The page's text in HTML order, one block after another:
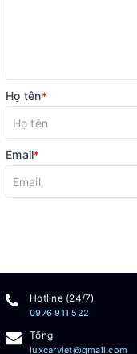
Họ tên*
Email*
Hotline (24/7)
0976 911 522
Tổng
luxcarviet@gmail.com